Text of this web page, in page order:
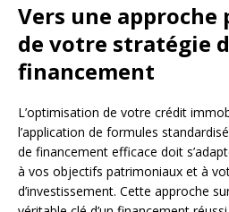
Vers une approche
de votre stratégie
financement
L’optimisation de votre crédit
l’application de formules
de financement efficace doit
à vos objectifs patrimoniaux et à
d’investissement. Cette approche